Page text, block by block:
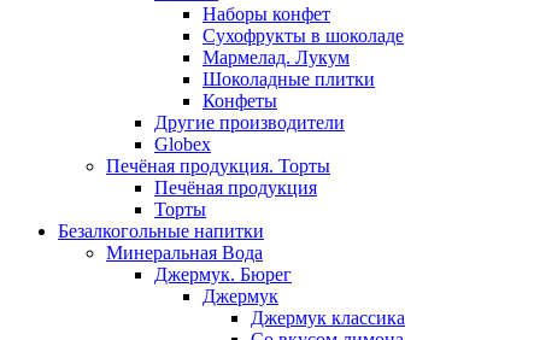
Наборы конфет
Сухофрукты в шоколаде
Мармелад. Лукум
Шоколадные плитки
Конфеты
Другие производители
Globex
Печёная продукция. Торты
Печёная продукция
Торты
Безалкогольные напитки
Минеральная Вода
Джермук. Бюрег
Джермук
Джермук классика